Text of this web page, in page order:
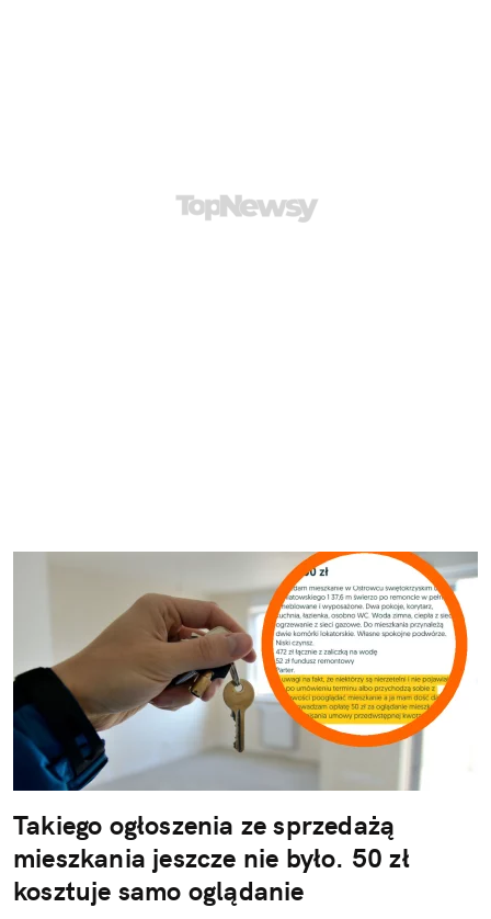
Takiego ogłoszenia ze sprzedażą
mieszkania jeszcze nie było. 50 zł
kosztuje samo oglądanie